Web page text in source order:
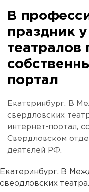
В
праздник
театралов
портал
Екатеринбург. В
свердловских
интернет-портал,
Свердловском
деятелей РФ.
Екатеринбург. В
свердловских